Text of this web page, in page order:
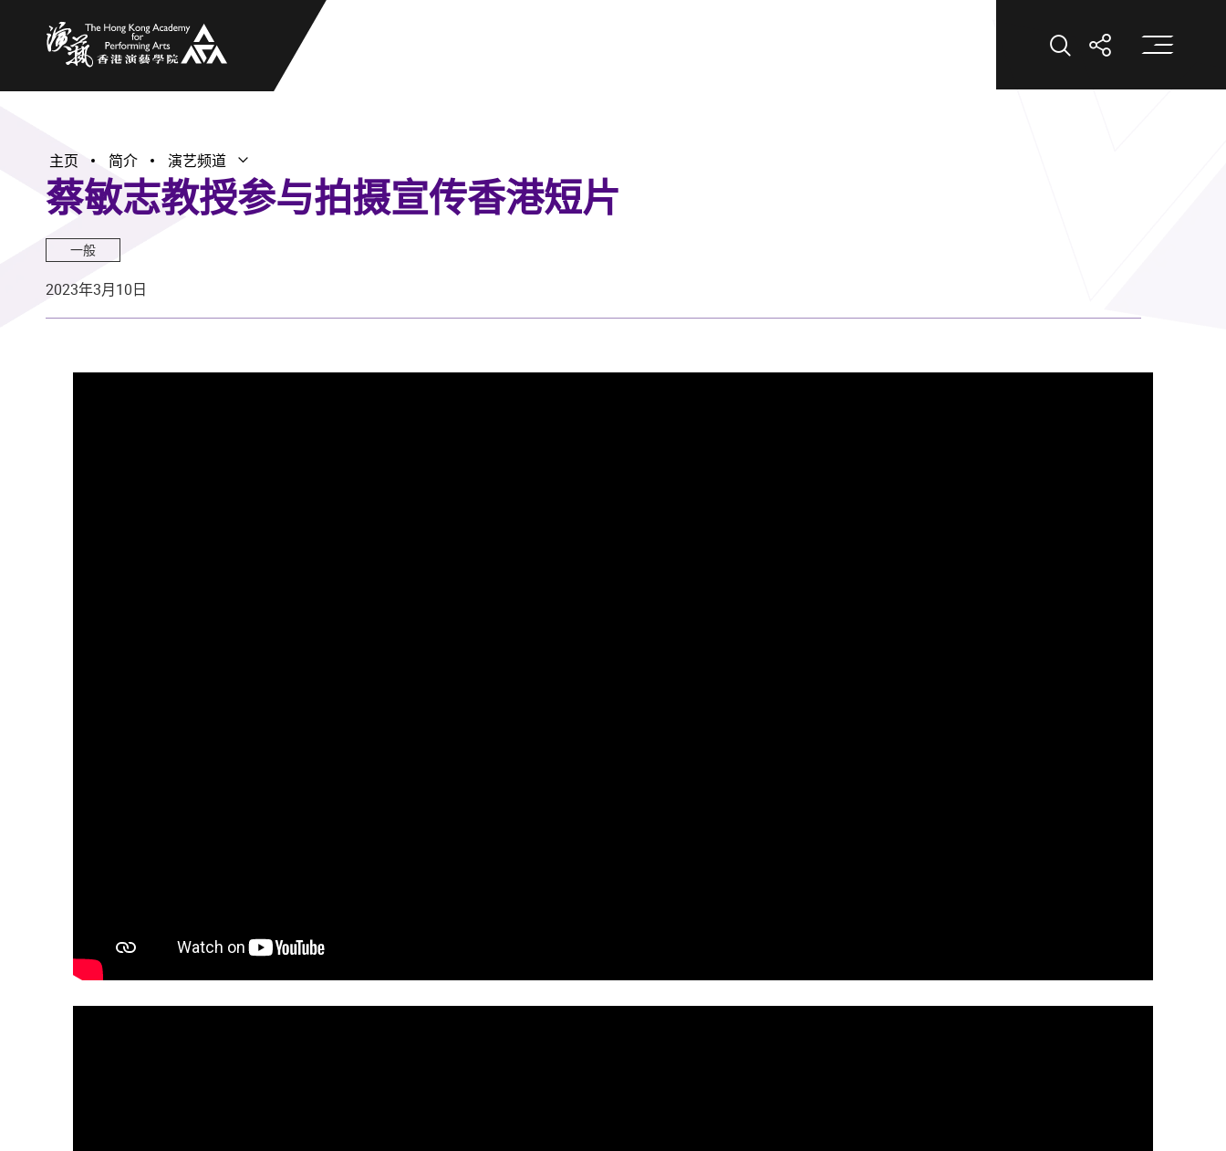
打开搜索打开分享打
主页 简介 演艺频道 打开子菜单
关闭子菜单
蔡敏志教授参与拍摄宣传香港短片
一般
2023年3月10日